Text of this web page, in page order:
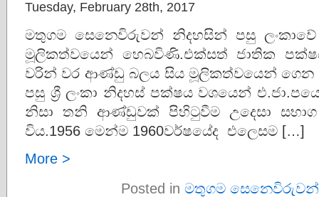
Tuesday, February 28th, 2017
මතුගම සෙනෙවිරුවන් නිදහසින් පසු
මූලිකත්වයෙන් හෙබවිණි.එක්සත් ජාතික
වරින් වර ආණ්ඩු බලය සිය මූලිකත්වයෙන්
පසු ශ්‍රී ලංකා නිදහස් පක්ෂය වශයෙන්
නිසා තනි ආණ්ඩුවක් පිහිටුවීම උදෙසා සභාග
විය.1956 මෙන්ම 1960වර්ෂයේද එලෙසම […]
More >
Posted in මතුගම සෙනෙවිරුවන්